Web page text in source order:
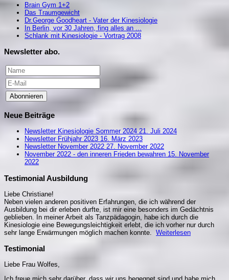
Brain Gym 1+2
Das Traumgewicht
Dr.George Goodheart - Vater der Kinesiologie
In Berlin, vor 30 Jahren, fing alles an ...
Schlank mit Kinesiologie - Vortrag 2008
Newsletter abo.
Abonnieren
Neue Beiträge
Newsletter Kinesiologie Sommer 2024 21. Juli 2024
Newsletter Frühjahr 2023 16. März 2023
Newsletter November 2022 27. November 2022
November 2022 - den inneren Frieden bewahren 15. November
2022
Testimonial Ausbildung
Liebe Christiane!
Neben vielen anderen positiven Erfahrungen, die ich während der
Ausbildung bei dir erleben durfte, ist mir eine besonders im Gedächtnis
geblieben. In meiner Arbeit als Tanzpädagogin, habe ich durch die
Kinesiologie eine Bewegungsleichtigkeit erlebt, die ich vorher nur durch
sehr lange Erwärmungen möglich machen konnte. Weiterlesen
Testimonial
Liebe Frau Wolfes,